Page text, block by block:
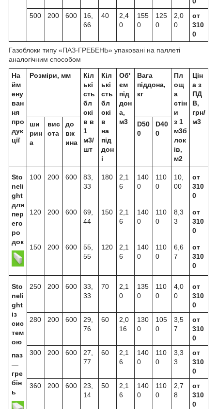
500
200 600
16,
66
40
2,4
0
155
0
125
0
2,0
0
от
310
0
Газоблоки типу «ПАЗ-ГРЕБЕНЬ» упаковані на паллеті
аналогічним способом
На
йм
ену
ван
ня
про
дук
ції
Розміри, мм
Кіл
ькі
сть
бл
окі
в в
1
м3/
шт
Кіл
ькі
сть
бл
окі
в
на
під
дон
і
Об'
єм
під
дон
а,
м3
Вага
піддона,
кг
Пл
ощ
а
стін
и
з 1
м3б
лок
ів,
м2
Цін
а з
ПД
В,
грн/
м3
ши
рин
а
вис
ота
до
вж
ина
D50
0
D40
0
Sto
neli
ght
для
пер
его
ро
док
100 200 600
83,
33
180
2,1
6
140
0
110
0
10,
00
от
310
0
120 200 600
69,
44
150
2,1
6
140
0
110
0
8,3
3
от
310
0
150 200 600
55,
55
120
2,1
6
140
0
110
0
6,6
7
от
310
0
Sto
neli
ght
із
сис
тем
ою
паз
—
гре
бін
ь
250 200 600
33,
33
70
2,1
0
135
0
110
0
4,0
0
от
310
0
280
200 600
29,
76
60
2,0
16
130
0
105
0
3,5
7
от
310
0
300
200 600
27,
77
60
2,1
6
140
0
110
0
3,3
3
от
310
0
360
200 600
23,
14
50
2,1
6
140
0
110
0
2,7
8
от
310
0